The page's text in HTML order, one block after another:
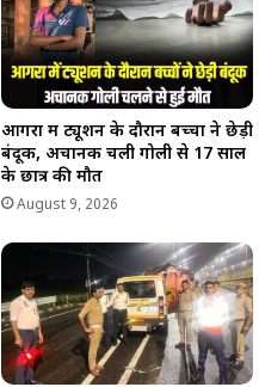
आगरा में ट्यूशन के दौरान बच्चों ने छेड़ी
बंदूक, अचानक चली गोली से 17 साल
के छात्र की मौत
August 9, 2026